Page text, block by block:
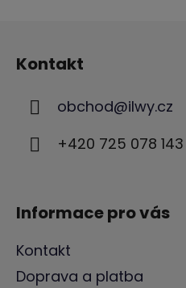
Kontakt
obchod@ilwy.cz
+420 725 078
Informace pro vás
Kontakt
Doprava a platba